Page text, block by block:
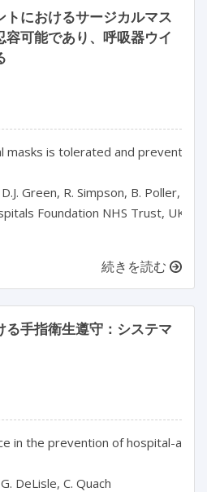
におけるサージカルマス
可能であり、呼吸器ウイ
masks is tolerated and prevents
Green, R. Simpson, B. Poller, M.
Foundation NHS Trust, UK
続きを読む
る手指衛生遵守：システマ
in the prevention of hospital-
DeLisle, C. Quach